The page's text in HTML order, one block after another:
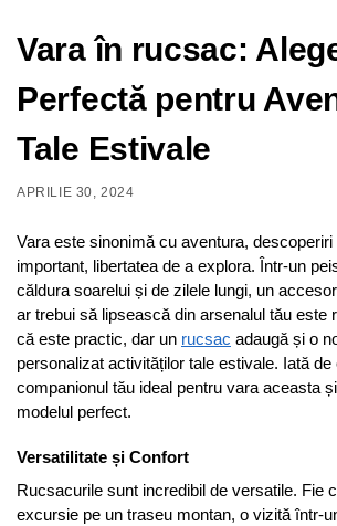
Vara în rucsac:
Perfectă pentru
Tale Estivale
APRILIE 30, 2024
Vara este sinonimă cu aventura,
important, libertatea de a explora. Într-un
căldura soarelui și de zilele lungi, un
ar trebui să lipsească din arsenalul tău este
că este practic, dar un rucsac adaugă și o
personalizat activităților tale estivale. Iată
companionul tău ideal pentru vara aceasta
modelul perfect.
Versatilitate și Confort
Rucsacurile sunt incredibil de versatile. Fie
excursie pe un traseu montan, o vizită într-